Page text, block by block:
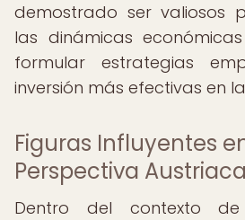
demostrado ser valiosos
las dinámicas
formular estrategias
inversión más efectivas en
Figuras Influyentes
Perspectiva
Dentro del contexto